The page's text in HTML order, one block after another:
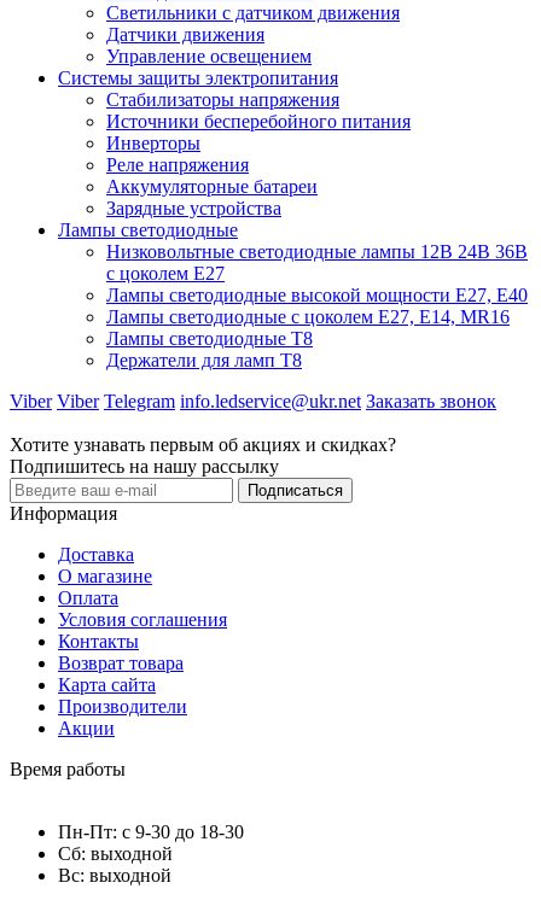
Светильники с датчиком движения
Датчики движения
Управление освещением
Системы защиты электропитания
Стабилизаторы напряжения
Источники бесперебойного питания
Инверторы
Реле напряжения
Аккумуляторные батареи
Зарядные устройства
Лампы светодиодные
Низковольтные светодиодные лампы 12В 24В 36В
с цоколем Е27
Лампы светодиодные высокой мощности Е27, Е40
Лампы светодиодные с цоколем Е27, Е14, MR16
Лампы светодиодные Т8
Держатели для ламп T8
Viber Viber Telegram info.ledservice@ukr.net Заказать звонок
Хотите узнавать первым об акциях и скидках?
Подпишитесь на нашу рассылку
Подписаться
Информация
Доставка
О магазине
Оплата
Условия соглашения
Контакты
Возврат товара
Карта сайта
Производители
Акции
Время работы
Пн-Пт: с 9-30 до 18-30
Сб: выходной
Вс: выходной